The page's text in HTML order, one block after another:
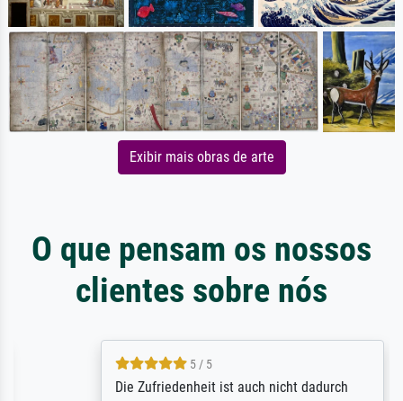
Exibir mais obras de arte
O que pensam os nossos
clientes sobre nós
5 / 5
Die Zufriedenheit ist auch nicht dadurch